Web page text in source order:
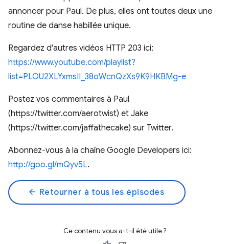
annoncer pour Paul. De plus, elles ont toutes deux une
routine de danse habillée unique.
Regardez d'autres vidéos HTTP 203 ici:
https://www.youtube.com/playlist?
list=PLOU2XLYxmsII_38oWcnQzXs9K9HKBMg-e
Postez vos commentaires à Paul
(https://twitter.com/aerotwist) et Jake
(https://twitter.com/jaffathecake) sur Twitter.
Abonnez-vous à la chaîne Google Developers ici:
http://goo.gl/mQyv5L.
arrow_back Retourner à tous les épisodes
Ce contenu vous a-t-il été utile ?